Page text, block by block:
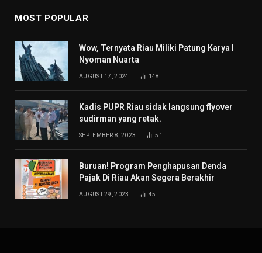
MOST POPULAR
Wow, Ternyata Riau Miliki Patung Karya I
Nyoman Nuarta
AUGUST 17, 2024 148
Kadis PUPR Riau sidak langsung flyover
sudirman yang retak.
SEPTEMBER 8, 2023 51
Buruan! Program Penghapusan Denda
Pajak Di Riau Akan Segera Berakhir
AUGUST 29, 2023 45